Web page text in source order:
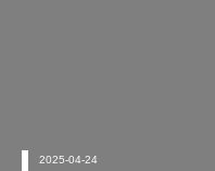
2025-04-24